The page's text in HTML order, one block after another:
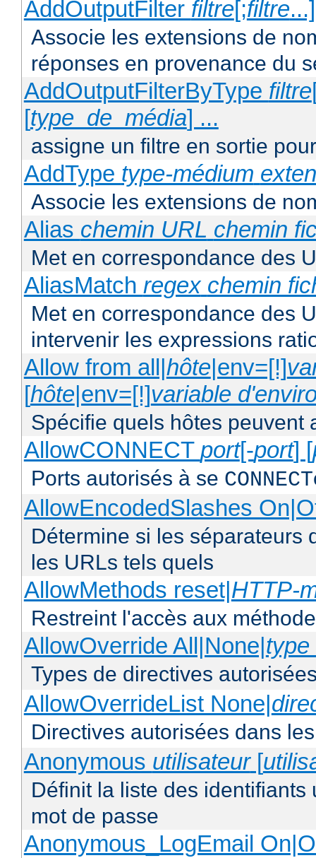
AddOutputFilter filtre[;filtre
Associe les extensions de
réponses en provenance du
AddOutputFilterByType filtre
[type_de_média] ...
assigne un filtre en sortie
AddType type-médium
Associe les extensions de
Alias chemin URL chemin
Met en correspondance des
AliasMatch regex chemin
Met en correspondance des
intervenir les expressions
Allow from all|hôte|env=[!]
[hôte|env=[!]variable
Spécifie quels hôtes peuvent
AllowCONNECT port[-port] [
Ports autorisés à se CONNECT
AllowEncodedSlashes
Détermine si les séparateurs
les URLs tels quels
AllowMethods reset|HTTP-
Restreint l'accès aux
AllowOverride All|None|type
Types de directives
AllowOverrideList None|
Directives autorisées dans
Anonymous utilisateur[
Définit la liste des
mot de passe
Anonymous_LogEmail